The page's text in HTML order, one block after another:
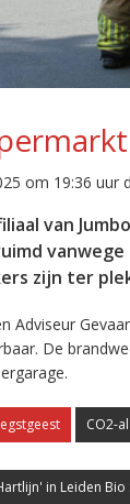
om 19:36 uur
van
zijn ter
Adviseur
De
CO2-
in Leiden Bio